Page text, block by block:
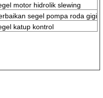
motor hidrolik slewing
segel pompa roda gigi
katup kontrol